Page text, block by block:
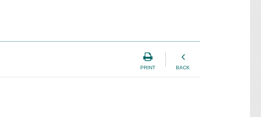
PRINT BACK